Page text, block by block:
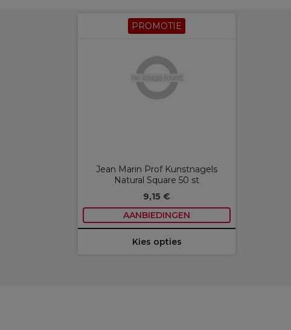
PROMOTIE
Jean Marin Prof Kunstnagels
Natural Square 50 st
9,15 €
AANBIEDINGEN
Kies opties